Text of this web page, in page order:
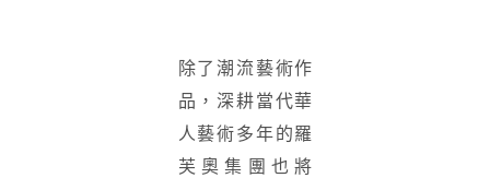
除了潮流藝術作
品，深耕當代華
人藝術多年的羅
芙奧集團也將